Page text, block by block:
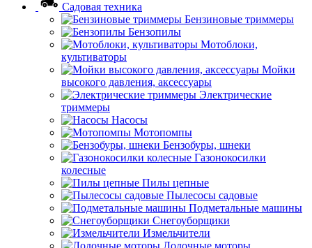
Садовая техника
Бензиновые триммеры
Бензопилы
Мотоблоки,
культиваторы
Мойки
высокого давления, аксессуары
Электрические
триммеры
Насосы
Мотопомпы
Бензобуры, шнеки
Газонокосилки
колесные
Пилы цепные
Пылесосы садовые
Подметальные машины
Снегоуборщики
Измельчители
Лодочные моторы